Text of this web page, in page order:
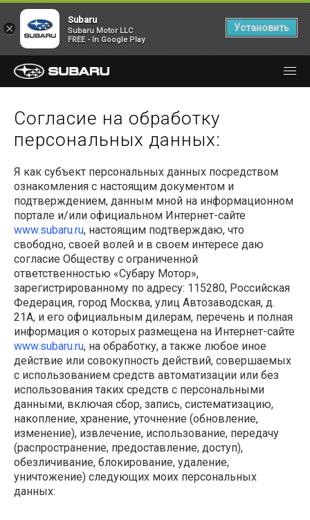
Согласие на обработку
персональных данных:
Я как субъект персональных данных посредством
ознакомления с настоящим документом и
подтверждением, данным мной на информационном
портале и/или официальном Интернет-сайте
www.subaru.ru, настоящим подтверждаю, что
свободно, своей волей и в своем интересе даю
согласие Обществу с ограниченной
ответственностью «Субару Мотор»,
зарегистрированному по адресу: 115280, Российская
Федерация, город Москва, улиц Автозаводская, д.
21А, и его официальным дилерам, перечень и полная
информация о которых размещена на Интернет-сайте
www.subaru.ru, на обработку, а также любое иное
действие или совокупность действий, совершаемых
с использованием средств автоматизации или без
использования таких средств с персональными
данными, включая сбор, запись, систематизацию,
накопление, хранение, уточнение (обновление,
изменение), извлечение, использование, передачу
(распространение, предоставление, доступ),
обезличивание, блокирование, удаление,
уничтожение) следующих моих персональных
данных:
×
Subaru
Subaru Motor LLC
FREE - In Google Play
Установить